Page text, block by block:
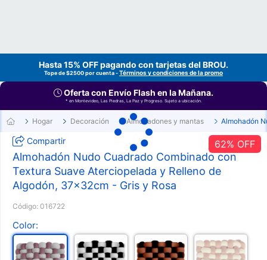
Hasta 15% OFF pagando con tarjetas del BROU.
Tope de $2500 por cuenta -Términos y condiciones de la promo
Oferta con Envío Flash en la Mañana.
* en Montevideo, Las Piedras, La Paz y Progreso. Sujeto a ubicación.
Hogar Decoración Almohadones y mantas Almohadón
Compartir 62% OFF
Almohadón Nudo Cuadrado Combinado con
Textura Suave Aterciopelada y Relleno de
Algodón, 37x32cm - Gris y Rosa
Código: 016722
Color: